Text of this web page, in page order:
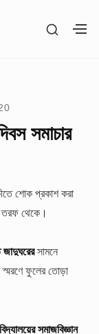
SHOW
সমাচার
শোক প্রকাশ করা
তরফ থেকে।
জাদুঘরেরসামনে
স্মরণে ফুলের তোড়া
সমাজবিজ্ঞান